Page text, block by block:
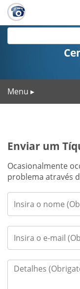
Menu ▸
Enviar um
Ocasionalmente
problema através